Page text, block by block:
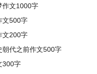
作文1000字
文500字
文200字
朝代之前作文500字
300字